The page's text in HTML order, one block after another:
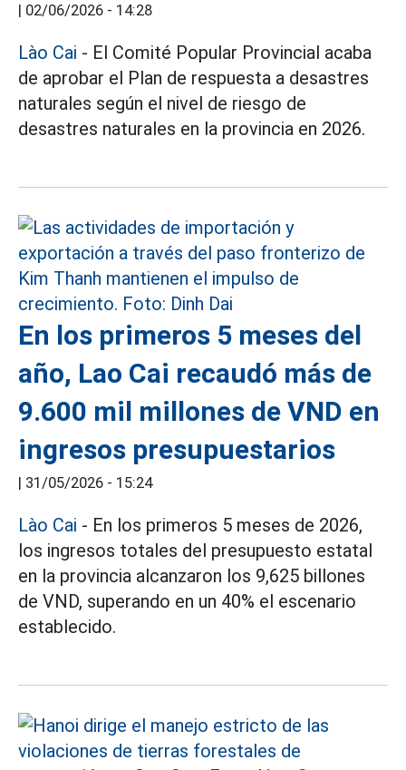
| 02/06/2026 - 14:28
Lào Cai - El Comité Popular Provincial acaba
de aprobar el Plan de respuesta a desastres
naturales según el nivel de riesgo de
desastres naturales en la provincia en 2026.
En los primeros 5 meses del
año, Lao Cai recaudó más de
9.600 mil millones de VND en
ingresos presupuestarios
| 31/05/2026 - 15:24
Lào Cai - En los primeros 5 meses de 2026,
los ingresos totales del presupuesto estatal
en la provincia alcanzaron los 9,625 billones
de VND, superando en un 40% el escenario
establecido.